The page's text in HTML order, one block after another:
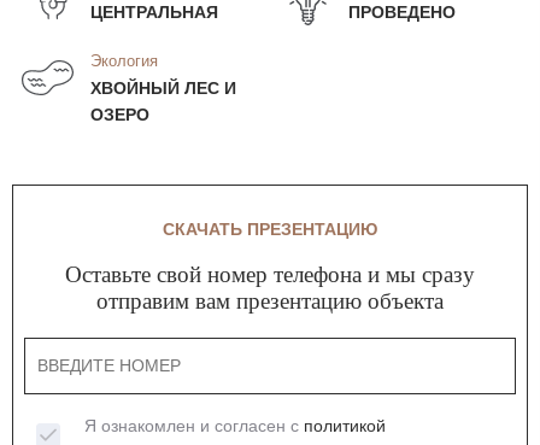
ЦЕНТРАЛЬНАЯ ПРОВЕДЕНО
Экология
ХВОЙНЫЙ ЛЕС И
ОЗЕРО
СКАЧАТЬ ПРЕЗЕНТАЦИЮ
Оставьте свой номер телефона и мы сразу
отправим вам презентацию объекта
Я ознакомлен и согласен с политикой